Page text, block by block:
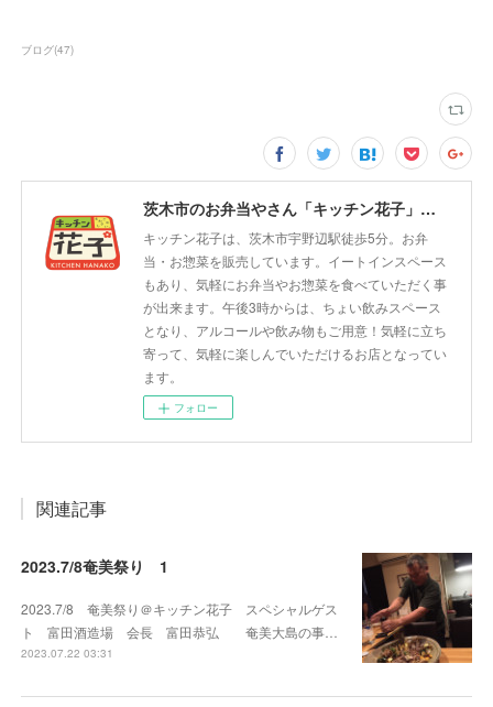
ブログ(47)
茨木市のお弁当やさん「キッチン花子」ちょい飲みスペース「サウス」
キッチン花子は、茨木市宇野辺駅徒歩5分。お弁
当・お惣菜を販売しています。イートインスペース
もあり、気軽にお弁当やお惣菜を食べていただく事
が出来ます。午後3時からは、ちょい飲みスペース
となり、アルコールや飲み物もご用意！気軽に立ち
寄って、気軽に楽しんでいただけるお店となってい
ます。
フォロー
関連記事
2023.7/8奄美祭り 1
2023.7/8 奄美祭り＠キッチン花子 スペシャルゲス
ト 富田酒造場 会長 富田恭弘 奄美大島の事…
2023.07.22 03:31